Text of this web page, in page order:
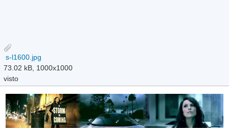
s-l1600.jpg
73.02 kB, 1000x1000
visto